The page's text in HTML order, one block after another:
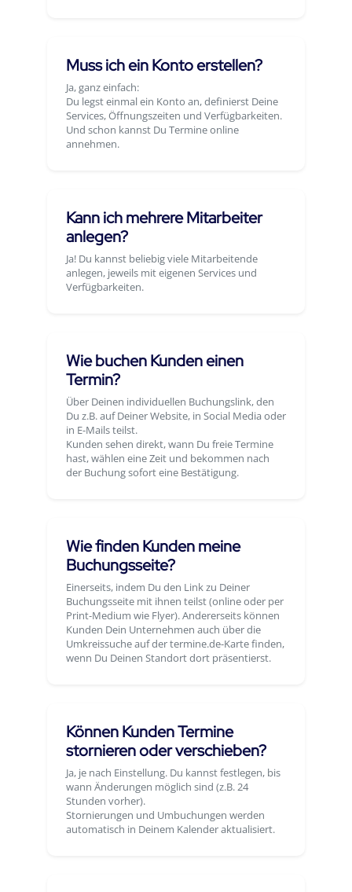
Muss ich ein Konto erstellen?
Ja, ganz einfach:
Du legst einmal ein Konto an, definierst Deine
Services, Öffnungszeiten und Verfügbarkeiten.
Und schon kannst Du Termine online
annehmen.
Kann ich mehrere Mitarbeiter
anlegen?
Ja! Du kannst beliebig viele Mitarbeitende
anlegen, jeweils mit eigenen Services und
Verfügbarkeiten.
Wie buchen Kunden einen
Termin?
Über Deinen individuellen Buchungslink, den
Du z.B. auf Deiner Website, in Social Media oder
in E-Mails teilst.
Kunden sehen direkt, wann Du freie Termine
hast, wählen eine Zeit und bekommen nach
der Buchung sofort eine Bestätigung.
Wie finden Kunden meine
Buchungsseite?
Einerseits, indem Du den Link zu Deiner
Buchungsseite mit ihnen teilst (online oder per
Print-Medium wie Flyer). Andererseits können
Kunden Dein Unternehmen auch über die
Umkreissuche auf der termine.de-Karte finden,
wenn Du Deinen Standort dort präsentierst.
Können Kunden Termine
stornieren oder verschieben?
Ja, je nach Einstellung. Du kannst festlegen, bis
wann Änderungen möglich sind (z.B. 24
Stunden vorher).
Stornierungen und Umbuchungen werden
automatisch in Deinem Kalender aktualisiert.